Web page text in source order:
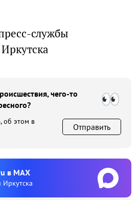
службы
чего-то
об этом в
Отправить
в MAX
Иркутска